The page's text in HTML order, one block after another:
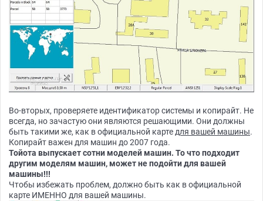
Во-вторых, проверяете идентификатор системы и копирайт. Не
всегда, но зачастую они являются решающими. Они должны
быть такими же, как в официальной картедля вашей машины.
Копирайт важен для машин до 2007 года.
Тойота выпускает сотни моделей машин. То что подходит
другим моделям машин, может не подойти для вашей
машины!!!
Чтобы избежать проблем, должно быть как в официальной
карте ИМЕННО для вашей машины.